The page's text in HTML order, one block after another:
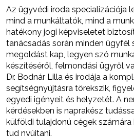
Az ügyvédi iroda specializációja
mind a munkáltatók, mind a
hatékony jogi képviseletet
tanácsadás során minden
megoldást kap, legyen szó
készítéséről, felmondási ügyről
Dr. Bodnár Lilla és irodája a
segítségnyújtásra törekszik,
egyedi igényeit és helyzetét. A
kérdésekben is naprakész
külföldi tulajdonú cégek számára
tud nyújtani.